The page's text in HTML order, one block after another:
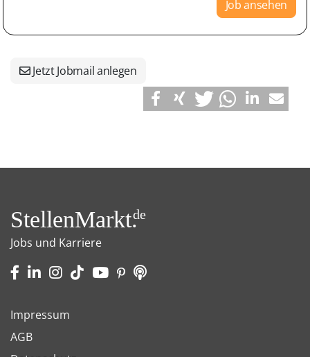
Job ansehen
Jetzt Jobmail anlegen
StellenMarkt.de
Jobs und Karriere
Impressum
AGB